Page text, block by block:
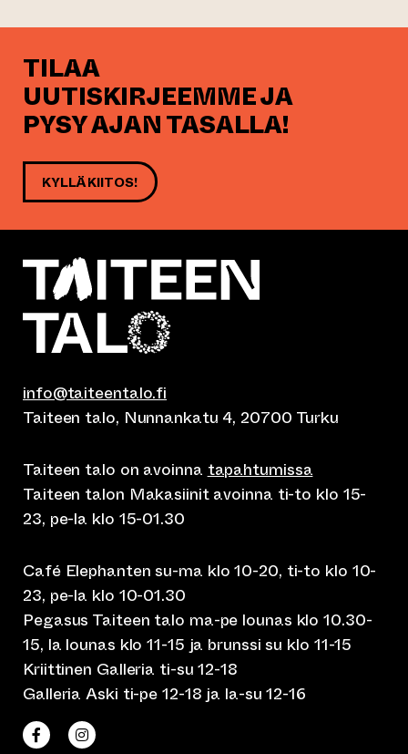
TILAA
UUTISKIRJEEMME JA
PYSY AJAN TASALLA!
KYLLÄ KIITOS!
info@taiteentalo.fi
Taiteen talo, Nunnankatu 4, 20700 Turku
Taiteen talo on avoinna tapahtumissa
Taiteen talon Makasiinit avoinna ti-to klo 15-
23, pe-la klo 15-01.30
Café Elephanten su-ma klo 10-20, ti-to klo 10-
23, pe-la klo 10-01.30
Pegasus Taiteen talo ma-pe lounas klo 10.30-
15, la lounas klo 11-15 ja brunssi su klo 11-15
Kriittinen Galleria ti-su 12-18
Galleria Aski ti-pe 12-18 ja la-su 12-16
Taiteen talo Facebookissa
(siirtyy toiseen verkkopalveluun)
Taiteen talo Instagramissa
(siirtyy toiseen verkkopalveluun)